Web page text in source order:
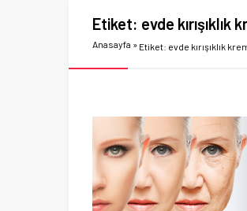
Etiket: evde
Anasayfa » Etiket: evde kırışıklık